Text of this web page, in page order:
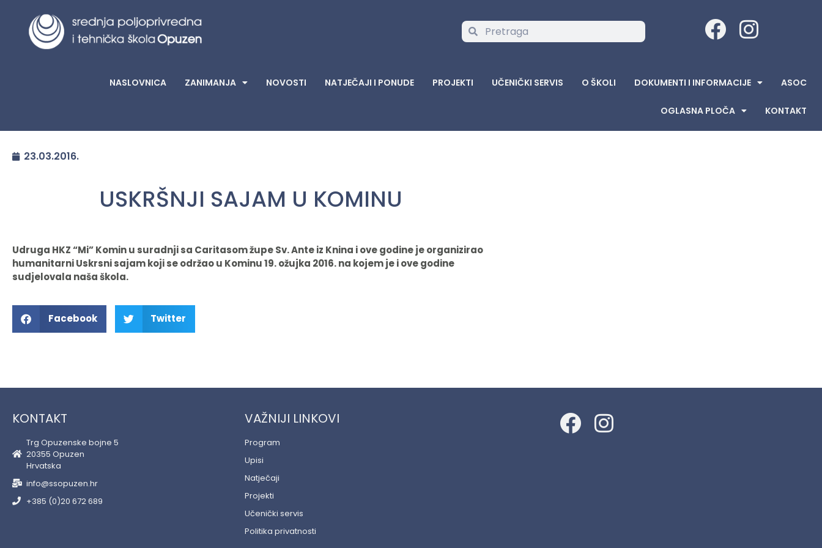
NASLOVNICA ZANIMANJA NOVOSTI NATJEČAJI I PONUDE PROJEKTI UČENIČKI SERVIS O ŠKOLI DOKUMENTI I INFORMACIJE ASOC
OGLASNA PLOČA KONTAKT
23.03.2016.
USKRŠNJI SAJAM U KOMINU
Udruga HKZ “Mi” Komin u suradnji sa Caritasom župe Sv. Ante iz Knina i ove godine je organizirao
humanitarni Uskrsni sajam koji se održao u Kominu 19. ožujka 2016. na kojem je i ove godine
sudjelovala naša škola.
Facebook Twitter
KONTAKT
Trg Opuzenske bojne 5
20355 Opuzen
Hrvatska
info@ssopuzen.hr
+385 (0)20 672 689
VAŽNIJI LINKOVI
Program
Upisi
Natječaji
Projekti
Učenički servis
Politika privatnosti